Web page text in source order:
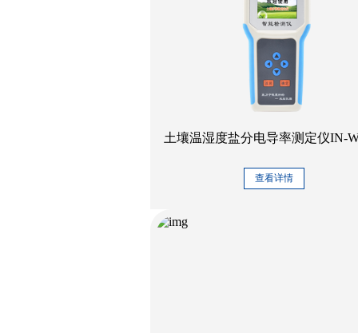
土壤温湿度盐分电导率测定仪IN-
查看详情